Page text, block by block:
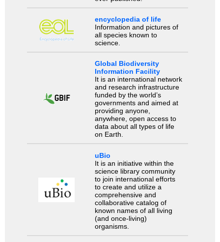
encyclopedia of life
Information and pictures of
all species known to
science.
Global Biodiversity
Information Facility
It is an international network
and research infrastructure
funded by the world’s
governments and aimed at
providing anyone,
anywhere, open access to
data about all types of life
on Earth.
uBio
It is an initiative within the
science library community
to join international efforts
to create and utilize a
comprehensive and
collaborative catalog of
known names of all living
(and once-living)
organisms.